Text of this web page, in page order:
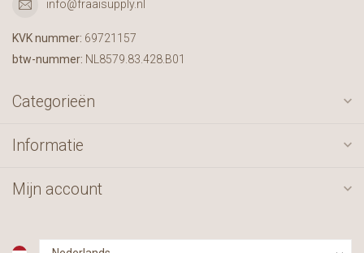
info@fraaisupply.nl
KVK nummer: 69721157
btw-nummer: NL8579.83.428.B01
Categorieën
Informatie
Mijn account